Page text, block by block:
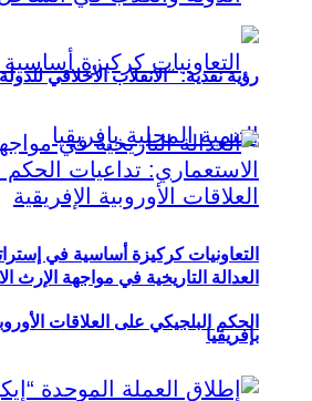
التعاونيات كركيزة أساسية في
بإفريقيا
رؤية نقدية: “الانقلاب الأخلاقي
العدالة التاريخية في مواجهة الإرث
الحكم البلجيكي على العلاقات